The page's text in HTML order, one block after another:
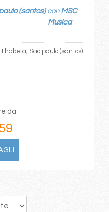
(santos)con MSC
Musica
Sao paulo (santos)
da